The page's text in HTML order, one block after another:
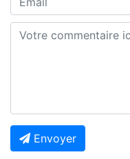
Envoyer